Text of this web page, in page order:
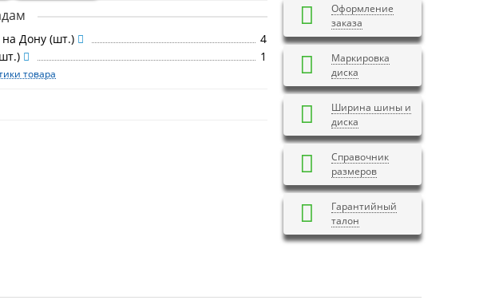
на Дону (шт.)
4
1
товара
Оформление
заказа
Маркировка
диска
Ширина шины и
диска
Справочник
размеров
Гарантийный
талон